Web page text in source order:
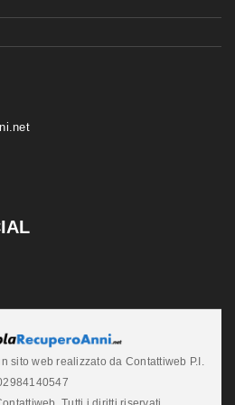
sito web realizzato da Contattiweb P.I.